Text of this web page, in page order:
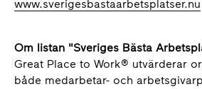
www.sverigesbastaarbetsplatser.nu
Om listan "Sveriges Bästa
Great Place to Work® utvärderar
både medarbetar- och